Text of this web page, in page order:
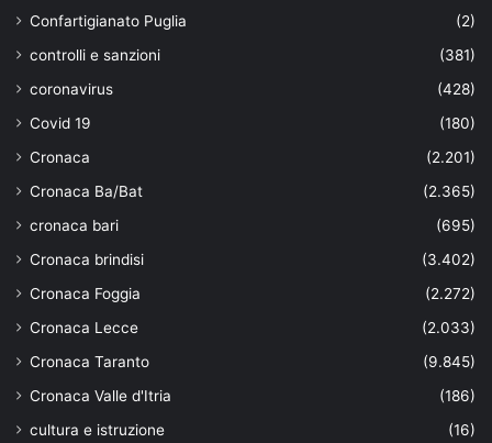
Confartigianato Puglia
(2)
controlli e sanzioni
(381)
coronavirus
(428)
Covid 19
(180)
Cronaca
(2.201)
Cronaca Ba/Bat
(2.365)
cronaca bari
(695)
Cronaca brindisi
(3.402)
Cronaca Foggia
(2.272)
Cronaca Lecce
(2.033)
Cronaca Taranto
(9.845)
Cronaca Valle d'Itria
(186)
cultura e istruzione
(16)